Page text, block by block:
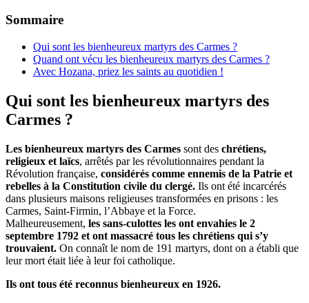
Sommaire
Qui sont les bienheureux martyrs des Carmes ?
Quand ont vécu les bienheureux martyrs des Carmes ?
Avec Hozana, priez les saints au quotidien !
Qui sont les bienheureux martyrs des
Carmes ?
Les bienheureux martyrs des Carmes sont des chrétiens,
religieux et laïcs, arrêtés par les révolutionnaires pendant la
Révolution française, considérés comme ennemis de la Patrie et
rebelles à la Constitution civile du clergé. Ils ont été incarcérés
dans plusieurs maisons religieuses transformées en prisons : les
Carmes, Saint-Firmin, l’Abbaye et la Force.
Malheureusement, les sans-culottes les ont envahies le 2
septembre 1792 et ont massacré tous les chrétiens qui s’y
trouvaient. On connaît le nom de 191 martyrs, dont on a établi que
leur mort était liée à leur foi catholique.
Ils ont tous été reconnus bienheureux en 1926.